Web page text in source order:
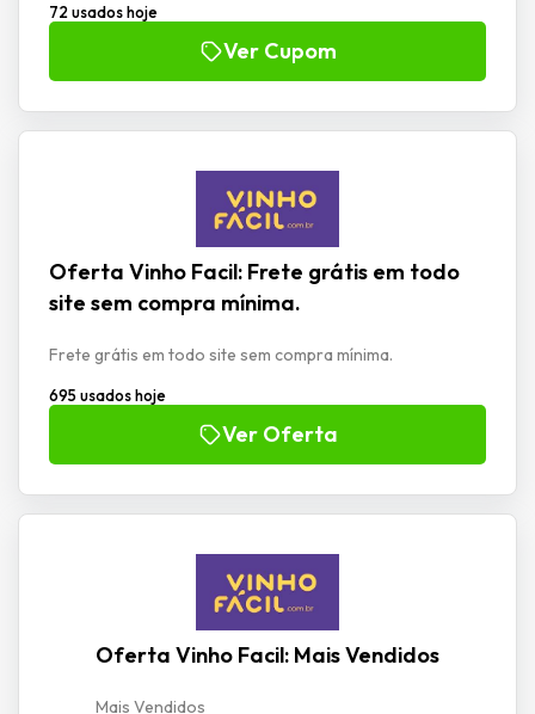
72 usados hoje
Ver Cupom
Oferta Vinho Facil: Frete grátis em todo
site sem compra mínima.
Frete grátis em todo site sem compra mínima.
695 usados hoje
Ver Oferta
Oferta Vinho Facil: Mais Vendidos
Mais Vendidos